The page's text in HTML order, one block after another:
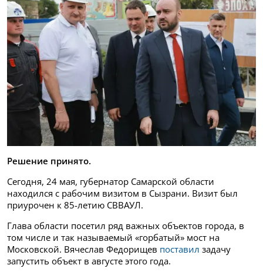
Решение принято.
Сегодня, 24 мая, губернатор Самарской области
находился с рабочим визитом в Сызрани. Визит был
приурочен к 85-летию СВВАУЛ.
Глава области посетил ряд важных объектов города, в
том числе и так называемый «горбатый» мост на
Московской. Вячеслав Федорищев поставил задачу
запустить объект в августе этого года.